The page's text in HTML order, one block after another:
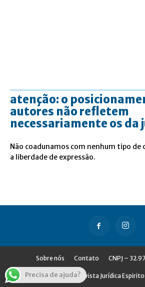
atenção: o
autores não refletem
necessariamente os da
Não coadunamos com nenhum tipo de
a liberdade de expressão.
Sobre nós Contato CNPJ –
© Jures - Revista Jurídica
Precisa de ajuda?